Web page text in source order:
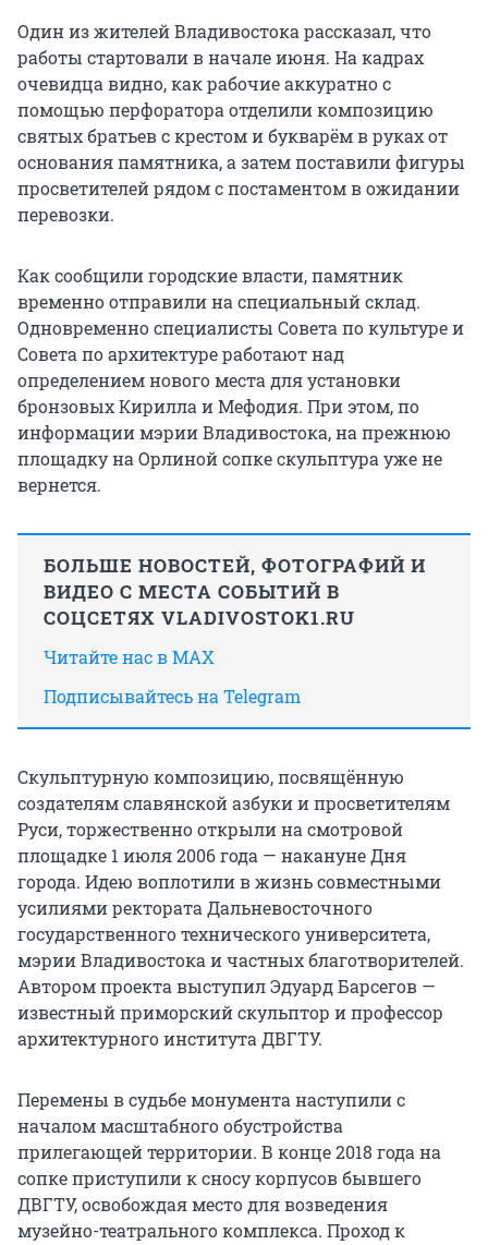
Один из жителей Владивостока рассказал, что
работы стартовали в начале июня. На кадрах
очевидца видно, как рабочие аккуратно с
помощью перфоратора отделили композицию
святых братьев с крестом и букварём в руках от
основания памятника, а затем поставили фигуры
просветителей рядом с постаментом в ожидании
перевозки.
Как сообщили городские власти, памятник
временно отправили на специальный склад.
Одновременно специалисты Совета по культуре и
Совета по архитектуре работают над
определением нового места для установки
бронзовых Кирилла и Мефодия. При этом, по
информации мэрии Владивостока, на прежнюю
площадку на Орлиной сопке скульптура уже не
вернется.
БОЛЬШЕ НОВОСТЕЙ, ФОТОГРАФИЙ И
ВИДЕО С МЕСТА СОБЫТИЙ В
СОЦСЕТЯХ VLADIVOSTOK1.RU
Читайте нас в MAX
Подписывайтесь на Telegram
Скульптурную композицию, посвящённую
создателям славянской азбуки и просветителям
Руси, торжественно открыли на смотровой
площадке 1 июля 2006 года — накануне Дня
города. Идею воплотили в жизнь совместными
усилиями ректората Дальневосточного
государственного технического университета,
мэрии Владивостока и частных благотворителей.
Автором проекта выступил Эдуард Барсегов —
известный приморский скульптор и профессор
архитектурного института ДВГТУ.
Перемены в судьбе монумента наступили с
началом масштабного обустройства
прилегающей территории. В конце 2018 года на
сопке приступили к сносу корпусов бывшего
ДВГТУ, освобождая место для возведения
музейно-театрального комплекса. Проход к